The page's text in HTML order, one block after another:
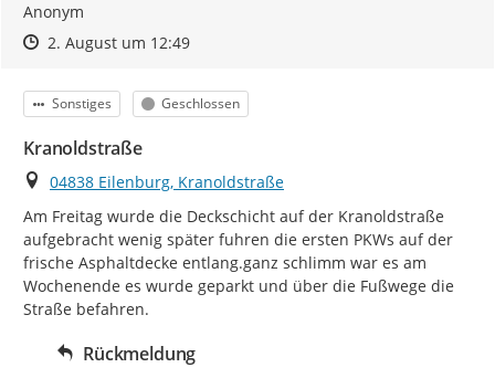
Anonym
Zeitpunkt des Erstellens
Zeitpunkt des Erstellens
2. August um 12:49Zur Äußerung
Kategorie
Sonstiges Status
Geschlossen
Kranoldstraße
Ort
04838 Eilenburg, Kranoldstraße
Am Freitag wurde die Deckschicht auf der Kranoldstraße
aufgebracht wenig später fuhren die ersten PKWs auf der
frische Asphaltdecke entlang.ganz schlimm war es am
Wochenende es wurde geparkt und über die Fußwege die
Straße befahren.
Rückmeldung